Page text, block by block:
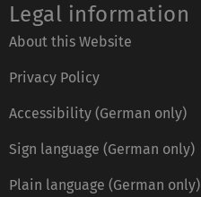
Legal information
About this Website
Privacy Policy
Accessibility (German only)
Sign language (German only)
Plain language (German only)